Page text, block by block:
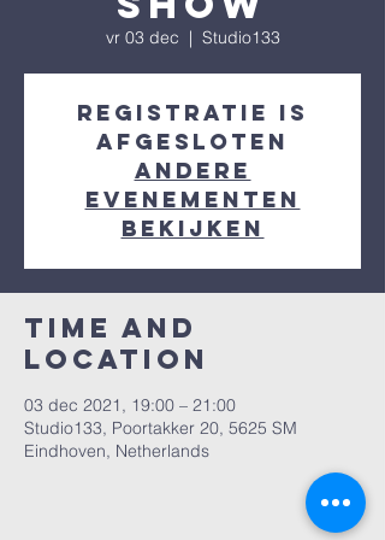
vr 03 dec
  |
Studio133
Registratie is
afgesloten
Andere
evenementen
bekijken
Time and
Location
03 dec 2021, 19:00 – 21:00
Studio133, Poortakker 20, 5625 SM
Eindhoven, Netherlands